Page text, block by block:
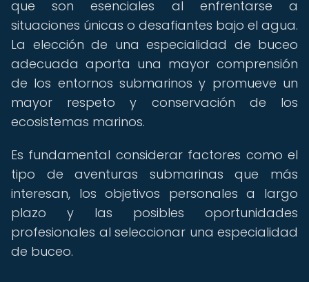
que son esenciales al enfrentarse a
situaciones únicas o desafiantes bajo el agua.
La elección de una especialidad de buceo
adecuada aporta una mayor comprensión
de los entornos submarinos y promueve un
mayor respeto y conservación de los
ecosistemas marinos.
Es fundamental considerar factores como el
tipo de aventuras submarinas que más
interesan, los objetivos personales a largo
plazo y las posibles oportunidades
profesionales al seleccionar una especialidad
de buceo.